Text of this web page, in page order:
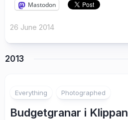
Mastodon
26 June 2014
2013
Everything Photographed
Budgetgranar i Klippan